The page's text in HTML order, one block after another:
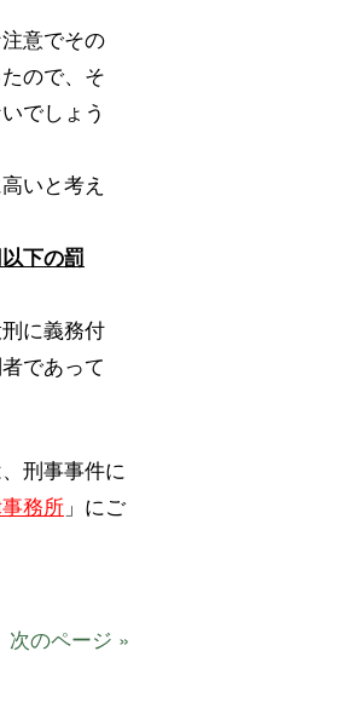
意でその
ので、そ
でしょう
いと考え
下の罰
に義務付
であって
刑事事件に
務所 」にご
次のページ »